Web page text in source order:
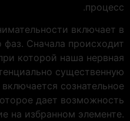
процесс.
включает в
фаз. Сначала происходит
которой наша нервная
существенную
сознательное
дает возможность
на избранном элементе.